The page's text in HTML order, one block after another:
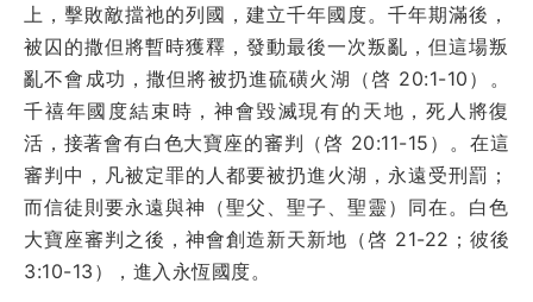
上，擊敗敵擋祂的列國，建立千年國度。千年期滿後，
被囚的撒但將暫時獲釋，發動最後一次叛亂，但這場叛
亂不會成功，撒但將被扔進硫磺火湖（啓 20:1-10）。
千禧年國度結束時，神會毀滅現有的天地，死人將復
活，接著會有白色大寶座的審判（啓 20:11-15）。在這
審判中，凡被定罪的人都要被扔進火湖，永遠受刑罰；
而信徒則要永遠與神（聖父、聖子、聖靈）同在。白色
大寶座審判之後，神會創造新天新地（啓 21-22；彼後
3:10-13），進入永恆國度。